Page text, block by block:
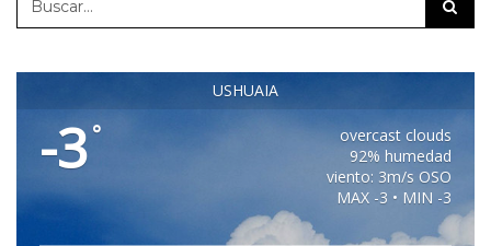
USHUAIA
-3°
overcast clouds
92% humedad
viento: 3m/s OSO
MAX -3 • MIN -3